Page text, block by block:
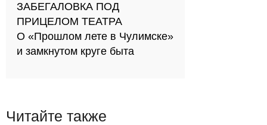
ЗАБЕГАЛОВКА ПОД
ПРИЦЕЛОМ ТЕАТРА
О «Прошлом лете в Чулимске»
и замкнутом круге быта
Читайте также